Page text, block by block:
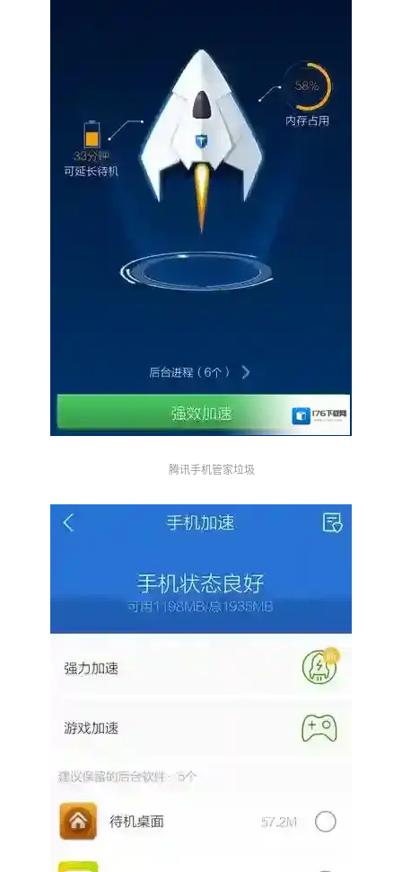
腾讯手机管家垃圾